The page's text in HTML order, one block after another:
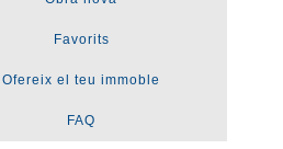
Favorits
Ofereix el teu immoble
FAQ